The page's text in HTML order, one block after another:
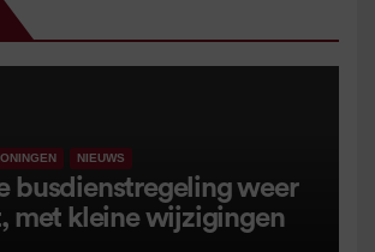
NIEUWS
busdienstregeling weer
met kleine wijzigingen